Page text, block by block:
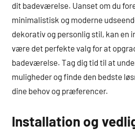
dit badeværelse. Uanset om du
minimalistisk og moderne
dekorativ og personlig stil, kan en
være det perfekte valg for at
badeværelse. Tag dig tid til at
muligheder og finde den bedste
dine behov og præferencer.
Installation og